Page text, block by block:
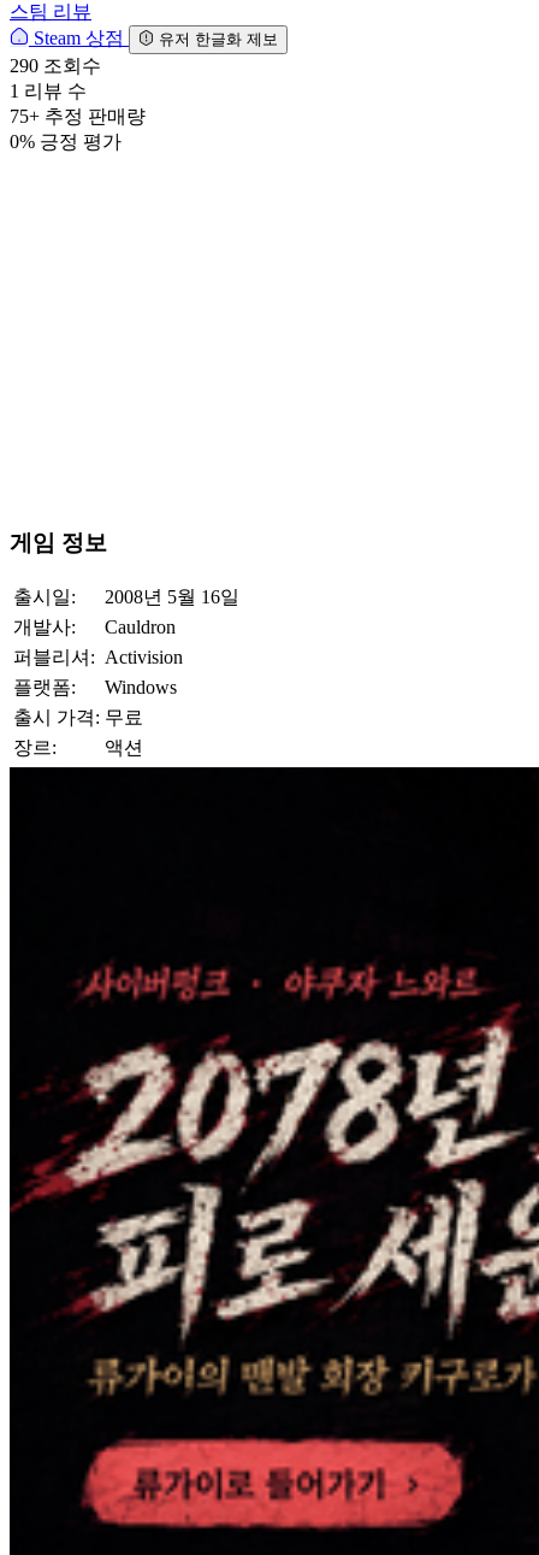
스팀 리뷰
Steam 상점
유저 한글화 제보
290 조회수
1 리뷰 수
75+ 추정 판매량
0% 긍정 평가
게임 정보
출시일:
2008년 5월 16일
개발사:
Cauldron
퍼블리셔: Activision
플랫폼:
Windows
출시 가격: 무료
장르:
액션